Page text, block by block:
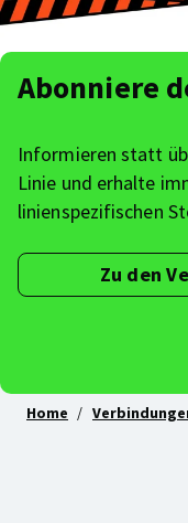
Abonniere
Informieren statt
Linie und erhalte
linienspezifischen
Zu den
Home